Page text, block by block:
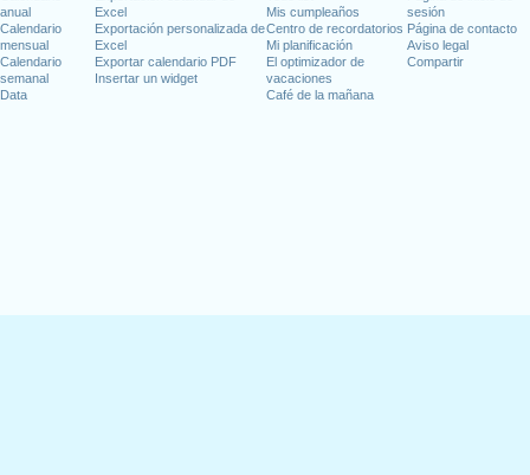
anual
Calendario
mensual
Calendario
semanal
Data
Excel
Exportación personalizada de
Excel
Exportar calendario PDF
Insertar un widget
Mis cumpleaños
Centro de recordatorios
Mi planificación
El optimizador de
vacaciones
Café de la mañana
sesión
Página de contacto
Aviso legal
Compartir